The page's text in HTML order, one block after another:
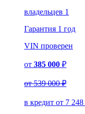
владельцев 1
Гарантия 1 год
VIN проверен
от 385 000 ₽
от539 000 ₽
в кредит от 7 248